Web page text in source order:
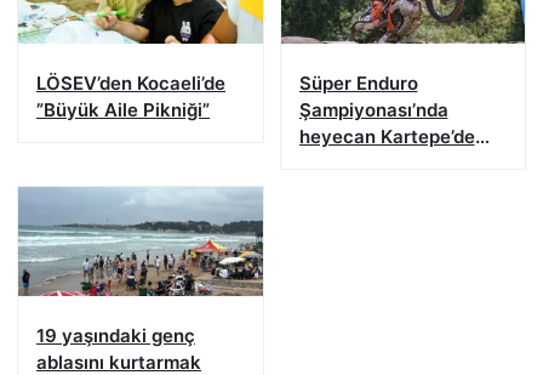
LÖSEV’den Kocaeli’de
”Büyük Aile Pikniği”
Süper Enduro
Şampiyonası’nda
heyecan Kartepe’de
19 yaşındaki genç
ablasını kurtarmak